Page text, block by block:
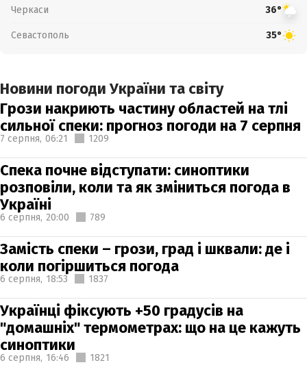
Черкаси 36°
Севастополь 35°
Новини погоди України та світу
Грози накриють частину областей на тлі
сильної спеки: прогноз погоди на 7 серпня
7 серпня, 06:21 1209
Спека почне відступати: синоптики
розповіли, коли та як зміниться погода в
Україні
6 серпня, 20:00 789
Замість спеки – грози, град і шквали: де і
коли погіршиться погода
6 серпня, 18:53 1837
Українці фіксують +50 градусів на
"домашніх" термометрах: що на це кажуть
синоптики
6 серпня, 16:46 1821